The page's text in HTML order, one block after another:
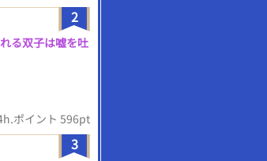
2
る双子は嘘を吐
ポイント 596pt
3